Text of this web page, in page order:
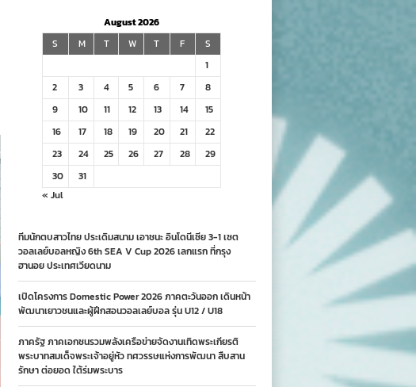
August 2026
S
M T W T F
S
1
2
3 4 5 6 7
8
9
10 11 12 13 14
15
16
17 18 19 20 21
22
23
24 25 26 27 28
29
30
31
« Jul
ทีมนักตบสาวไทย ประเดิมสนาม เอาชนะ อินโดนีเซีย 3-1 เซต
วอลเลย์บอลหญิง 6th SEA V Cup 2026 เลกแรก ที่กรุง
ฮานอย ประเทศเวียดนาม
เปิดโครงการ Domestic Power 2026 ภาคตะวันออก เดินหน้า
พัฒนาเยาวชนและผู้ฝึกสอนวอลเลย์บอล รุ่น U12 / U18
ภาครัฐ ภาคเอกชนรวมพลังเครือข่ายจัดงานเทิดพระเกียรติ
พระบาทสมเด็จพระเจ้าอยู่หัว ทศวรรษแห่งการพัฒนา สืบสาน
รักษา ต่อยอด ใต้ร่มพระบาร